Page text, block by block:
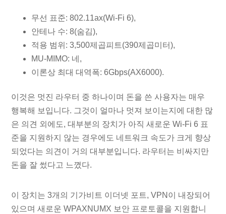
무선 표준: 802.11ax(Wi-Fi 6),
안테나 수: 8(숨김),
적용 범위: 3,500제곱피트(390제곱미터),
MU-MIMO: 네,
이론상 최대 대역폭: 6Gbps(AX6000).
이것은 멋진 라우터 중 하나이며 돈을 쓴 사용자는 매우
행복해 보입니다. 그것이 얼마나 멋져 보이는지에 대한 많
은 의견 외에도, 대부분의 장치가 아직 새로운 Wi-Fi 6 표
준을 지원하지 않는 경우에도 네트워크 속도가 크게 향상
되었다는 의견이 거의 대부분입니다. 라우터는 비싸지만
돈을 잘 썼다고 느꼈다.
이 장치는 3개의 기가비트 이더넷 포트, VPN이 내장되어
있으며 새로운 WPAXNUMX 보안 프로토콜을 지원합니